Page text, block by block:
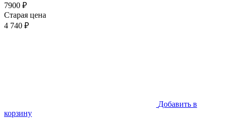
7900 ₽
Старая цена
4 740 ₽
Добавить в
корзину